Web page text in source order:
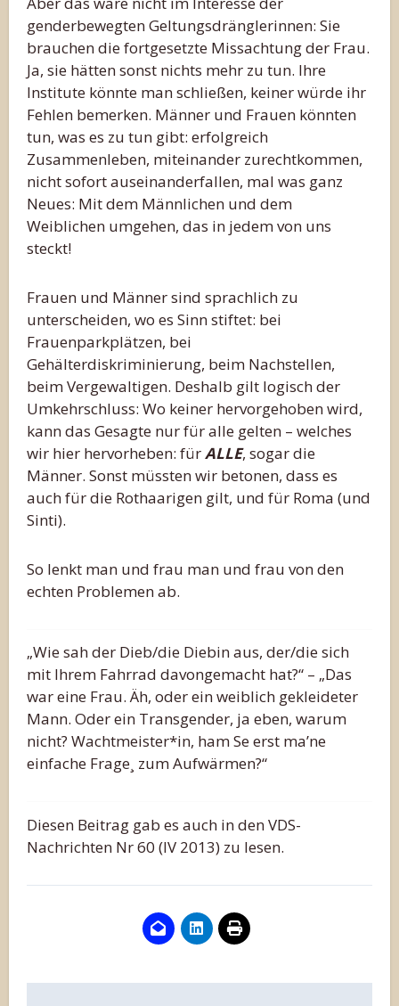
genderbewegten Geltungsdränglerinnen: Sie
brauchen die fortgesetzte Missachtung der Frau.
Ja, sie hätten sonst nichts mehr zu tun. Ihre
Institute könnte man schließen, keiner würde ihr
Fehlen bemerken. Männer und Frauen könnten
tun, was es zu tun gibt: erfolgreich
Zusammenleben, miteinander zurechtkommen,
nicht sofort auseinanderfallen, mal was ganz
Neues: Mit dem Männlichen und dem
Weiblichen umgehen, das in jedem von uns
steckt!
Frauen und Männer sind sprachlich zu
unterscheiden, wo es Sinn stiftet: bei
Frauenparkplätzen, bei
Gehälterdiskriminierung, beim Nachstellen,
beim Vergewaltigen. Deshalb gilt logisch der
Umkehrschluss: Wo keiner hervorgehoben wird,
kann das Gesagte nur für alle gelten – welches
wir hier hervorheben: fürALLE, sogar die
Männer. Sonst müssten wir betonen, dass es
auch für die Rothaarigen gilt, und für Roma (und
Sinti).
So lenkt man und frau man und frau von den
echten Problemen ab.
„Wie sah der Dieb/die Diebin aus, der/die sich
mit Ihrem Fahrrad davongemacht hat?“ – „Das
war eine Frau. Äh, oder ein weiblich gekleideter
Mann. Oder ein Transgender, ja eben, warum
nicht? Wachtmeister*in, ham Se erst ma’ne
einfache Frage¸ zum Aufwärmen?“
Diesen Beitrag gab es auch in den VDS-
Nachrichten Nr 60 (IV 2013) zu lesen.